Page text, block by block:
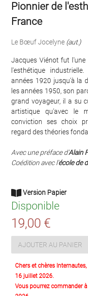
Pionnier de
France
Le Bœuf Jocelyne (aut.)
Jacques Viénot fut
l'esthétique
années 1920 jusqu'à la
les années 1950, son
grand voyageur, il a su
artistique qu'avec le
conviction ses choix
regard des théories
Avec une préface d'Alain
Coédition avec l'école de
Version Papier
Disponible
19,00 €
AJOUTER AU PANIER
Chers et chères
16 juillet 2026.
Vous pourrez commander